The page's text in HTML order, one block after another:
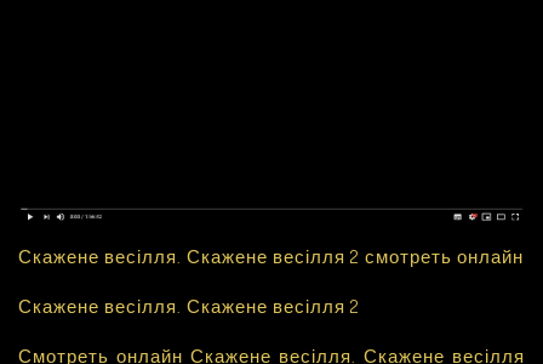
Скажене весілля. Скажене весілля 2 смотреть онлайн
Скажене весілля. Скажене весілля 2
Смотреть онлайн Скажене весілля. Скажене весілля